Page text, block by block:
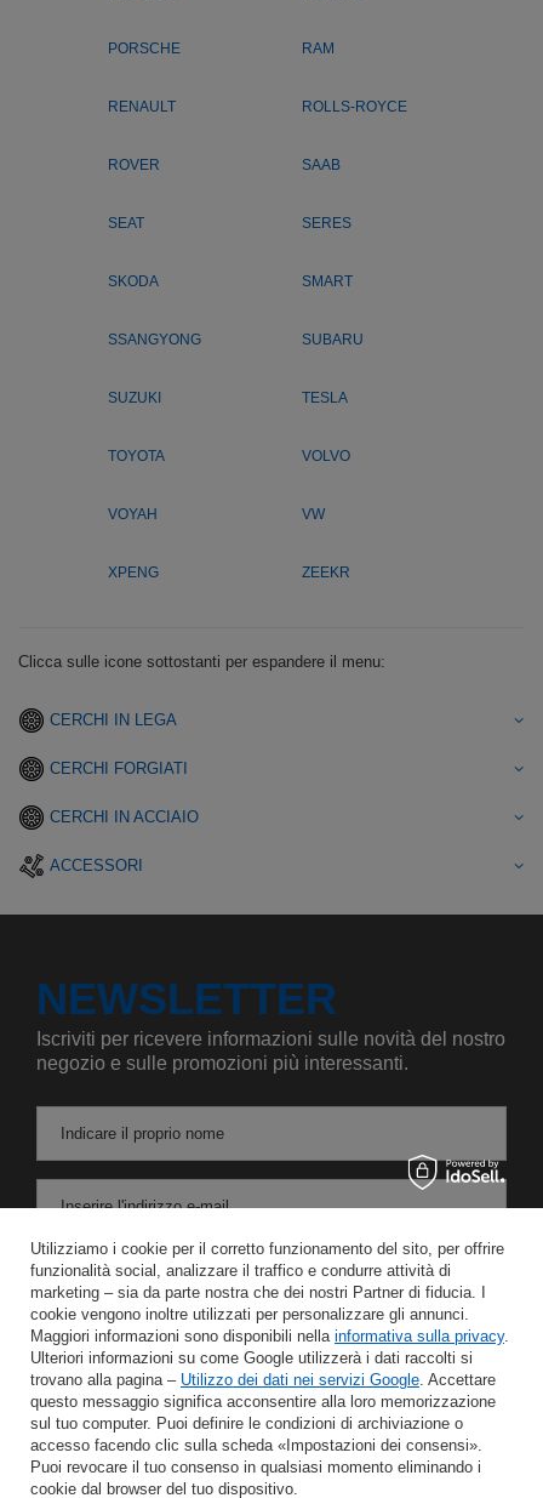
PORSCHE RAM
RENAULT ROLLS-ROYCE
ROVER SAAB
SEAT SERES
SKODA SMART
SSANGYONG SUBARU
SUZUKI TESLA
TOYOTA VOLVO
VOYAH VW
XPENG ZEEKR
Clicca sulle icone sottostanti per espandere il menu:
CERCHI IN LEGA
CERCHI FORGIATI
CERCHI IN ACCIAIO
ACCESSORI
NEWSLETTER
Iscriviti per ricevere informazioni sulle novità del nostro
negozio e sulle promozioni più interessanti.
Indicare il proprio nome
Inserire l'indirizzo e-mail
Acconsento al trattamento dei miei dati personali per le finalità e l'ambito di applicazione del servizio di Newsletter nel
RISPARMIARE
AIUTO
Utilizziamo i cookie per il corretto funzionamento del sito, per offrire
funzionalità social, analizzare il traffico e condurre attività di
marketing – sia da parte nostra che dei nostri Partner di fiducia. I
cookie vengono inoltre utilizzati per personalizzare gli annunci.
Maggiori informazioni sono disponibili nella informativa sulla privacy.
Ulteriori informazioni su come Google utilizzerà i dati raccolti si
trovano alla pagina – Utilizzo dei dati nei servizi Google. Accettare
questo messaggio significa acconsentire alla loro memorizzazione
sul tuo computer. Puoi definire le condizioni di archiviazione o
accesso facendo clic sulla scheda «Impostazioni dei consensi».
Puoi revocare il tuo consenso in qualsiasi momento eliminando i
cookie dal browser del tuo dispositivo.